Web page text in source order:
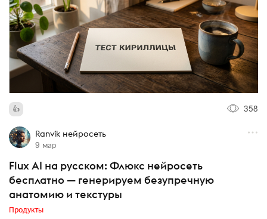
358
Ranvik нейросеть
9 мар
Flux AI на русском: Флюкс нейросеть
бесплатно — генерируем безупречную
анатомию и текстуры
Продукты